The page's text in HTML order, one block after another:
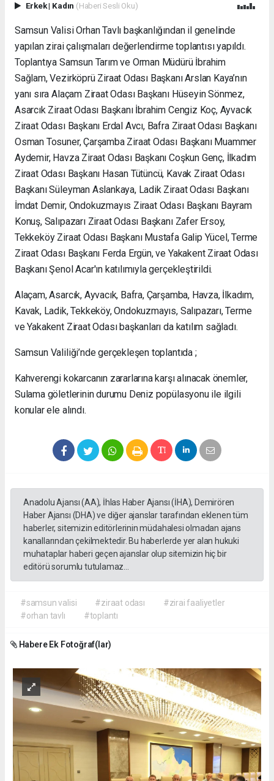
Erkek| Kadın (Haberi Sesli Oku)
Samsun Valisi Orhan Tavlı başkanlığından il genelinde
yapılan zirai çalışmaları değerlendirme toplantısı yapıldı.
Toplantıya Samsun Tarım ve Orman Müdürü İbrahim
Sağlam, Vezirköprü Ziraat Odası Başkanı Arslan Kaya’nın
yanı sıra Alaçam Ziraat Odası Başkanı Hüseyin Sönmez,
Asarcık Ziraat Odası Başkanı İbrahim Cengiz Koç, Ayvacık
Ziraat Odası Başkanı Erdal Avcı, Bafra Ziraat Odası Başkanı
Osman Tosuner, Çarşamba Ziraat Odası Başkanı Muammer
Aydemir, Havza Ziraat Odası Başkanı Coşkun Genç, İlkadım
Ziraat Odası Başkanı Hasan Tütüncü, Kavak Ziraat Odası
Başkanı Süleyman Aslankaya, Ladik Ziraat Odası Başkanı
İmdat Demir, Ondokuzmayıs Ziraat Odası Başkanı Bayram
Konuş, Salıpazarı Ziraat Odası Başkanı Zafer Ersoy,
Tekkeköy Ziraat Odası Başkanı Mustafa Galip Yücel, Terme
Ziraat Odası Başkanı Ferda Ergün, ve Yakakent Ziraat Odası
Başkanı Şenol Acar'ın katılımıyla gerçekleştirildi.
Alaçam, Asarcık, Ayvacık, Bafra, Çarşamba, Havza, İlkadım,
Kavak, Ladik, Tekkeköy, Ondokuzmayıs, Salıpazarı, Terme
ve Yakakent Ziraat Odası başkanları da katılım sağladı.
Samsun Valiliği’nde gerçekleşen toplantıda ;
Kahverengi kokarcanın zararlarına karşı alınacak önemler,
Sulama göletlerinin durumu Deniz popülasyonu ile ilgili
konular ele alındı.
Anadolu Ajansı (AA), İhlas Haber Ajansı (İHA), Demirören
Haber Ajansı (DHA) ve diğer ajanslar tarafından eklenen tüm
haberler, sitemizin editörlerinin müdahalesi olmadan ajans
kanallarından çekilmektedir. Bu haberlerde yer alan hukuki
muhataplar haberi geçen ajanslar olup sitemizin hiç bir
editörü sorumlu tutulamaz...
#samsun valisi #ziraat odası
#zirai faaliyetler
#orhan tavlı
#toplantı
Habere Ek Fotoğraf(lar)